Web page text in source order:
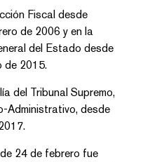
Fiscal desde
de 2006 y en la
del Estado desde
de 2015.
del Tribunal Supremo,
Administrativo, desde
24 de febrero fue